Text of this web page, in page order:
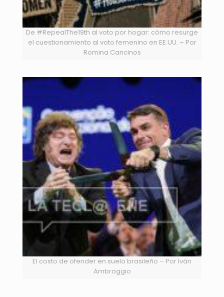
De #RepealThe19th al voto por hogar: cómo resurge
el cuestionamiento al voto femenino en EE.UU. – Por
Romina Cancinos
El costo de ofender en suelo brasileño – Por Iván
Ambroggio